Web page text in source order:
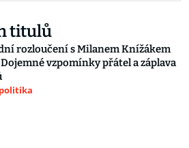
titulů
rozloučení s Milanem Knížákem
Dojemné vzpomínky přátel a záplava